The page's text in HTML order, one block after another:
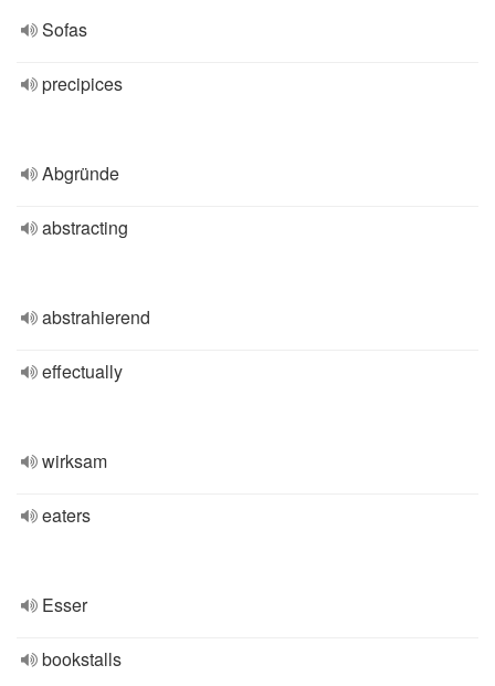
Sofas
precipices
Abgründe
abstracting
abstrahierend
effectually
wirksam
eaters
Esser
bookstalls